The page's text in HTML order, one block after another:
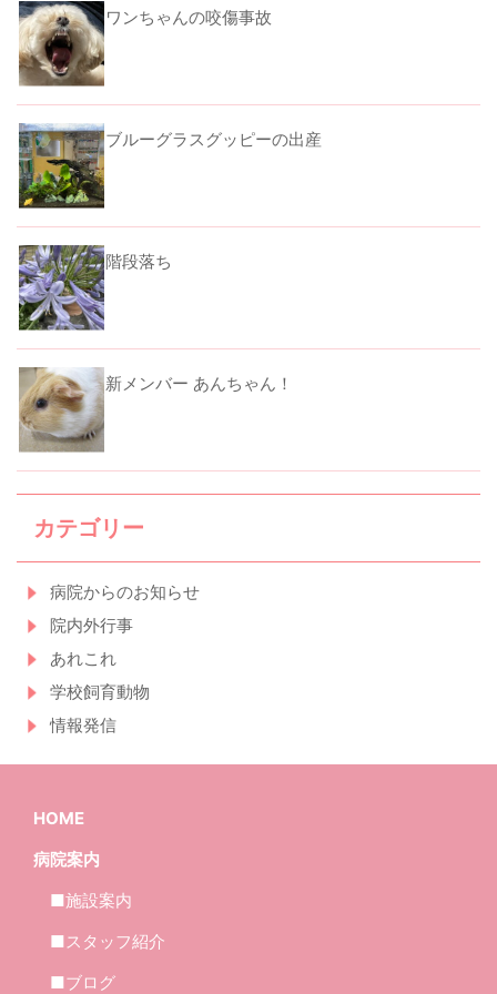
ワンちゃんの咬傷事故
ブルーグラスグッピーの出産
階段落ち
新メンバー あんちゃん！
カテゴリー
病院からのお知らせ
院内外行事
あれこれ
学校飼育動物
情報発信
HOME
病院案内
■施設案内
■スタッフ紹介
■ブログ